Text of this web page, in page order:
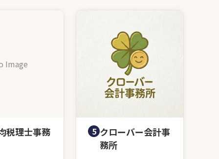
Image
税理士事務 5 クローバー会計事
務所